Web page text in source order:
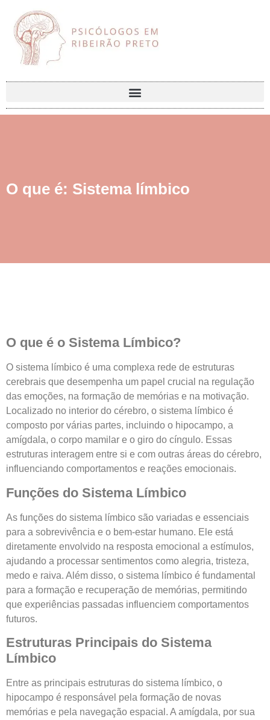
O que é: Sistema límbico
O que é o Sistema Límbico?
O sistema límbico é uma complexa rede de estruturas
cerebrais que desempenha um papel crucial na regulação
das emoções, na formação de memórias e na motivação.
Localizado no interior do cérebro, o sistema límbico é
composto por várias partes, incluindo o hipocampo, a
amígdala, o corpo mamilar e o giro do cíngulo. Essas
estruturas interagem entre si e com outras áreas do cérebro,
influenciando comportamentos e reações emocionais.
Funções do Sistema Límbico
As funções do sistema límbico são variadas e essenciais
para a sobrevivência e o bem-estar humano. Ele está
diretamente envolvido na resposta emocional a estímulos,
ajudando a processar sentimentos como alegria, tristeza,
medo e raiva. Além disso, o sistema límbico é fundamental
para a formação e recuperação de memórias, permitindo
que experiências passadas influenciem comportamentos
futuros.
Estruturas Principais do Sistema
Límbico
Entre as principais estruturas do sistema límbico, o
hipocampo é responsável pela formação de novas
memórias e pela navegação espacial. A amígdala, por sua